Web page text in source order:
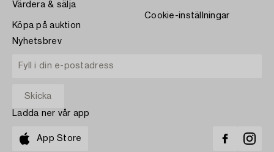
Värdera & sälja
Köpa på auktion
Cookie-inställningar
Nyhetsbrev
Ladda ner vår app
App Store